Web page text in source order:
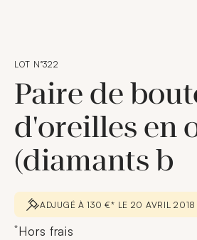
LOT N°322
Paire de
d'oreilles en
(diamants b
ADJUGÉ À 130 €* LE 20 AVRIL 2018
*Hors frais